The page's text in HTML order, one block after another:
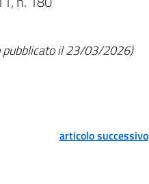
il 23/03/2026)
articolo successivo